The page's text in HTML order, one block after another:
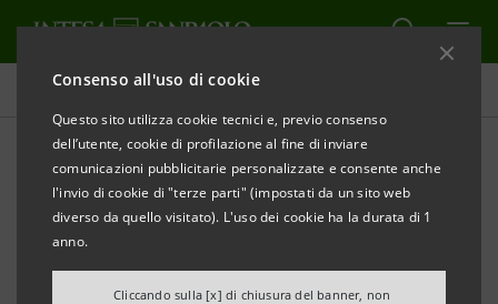
Consenso all'uso di cookie
Questo sito utilizza cookie tecnici e, previo consenso
dell’utente, cookie di profilazione al fine di inviare
comunicazioni pubblicitarie personalizzate e consente anche
l'invio di cookie di "terze parti" (impostati da un sito web
diverso da quello visitato). L'uso dei cookie ha la durata di 1
anno.
Cliccando sulla [x] di chiusura del banner, non
Comunicati stampa
STAMPA AGGIORNA
INTESA SANPAOLO: AVVIO DEL PROGRAMMA DI
ACQUISTO DI AZIONI PROPRIE ORDINARIE
PER L’ASSEGNAZIONE GRATUITA AI DIPENDENTI